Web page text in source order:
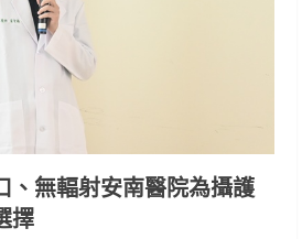
、無輻射安南醫院為攝護
擇